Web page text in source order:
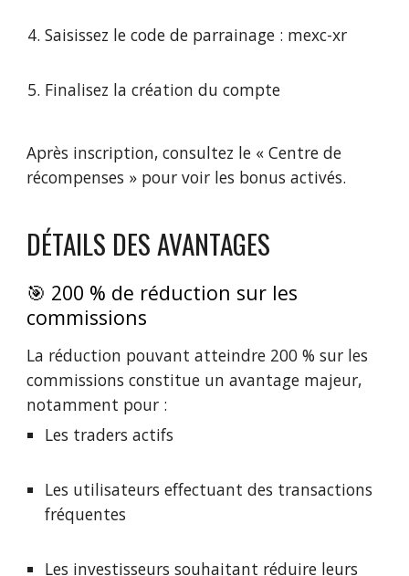
Saisissez le code de parrainage : mexc-xr
Finalisez la création du compte
Après inscription, consultez le « Centre de
récompenses » pour voir les bonus activés.
DÉTAILS DES AVANTAGES
🎯 200 % de réduction sur les
commissions
La réduction pouvant atteindre 200 % sur les
commissions constitue un avantage majeur,
notamment pour :
Les traders actifs
Les utilisateurs effectuant des transactions
fréquentes
Les investisseurs souhaitant réduire leurs